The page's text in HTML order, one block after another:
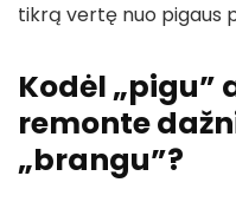
tikrą vertę nuo pigaus
Kodėl
remonte
„brangu”?